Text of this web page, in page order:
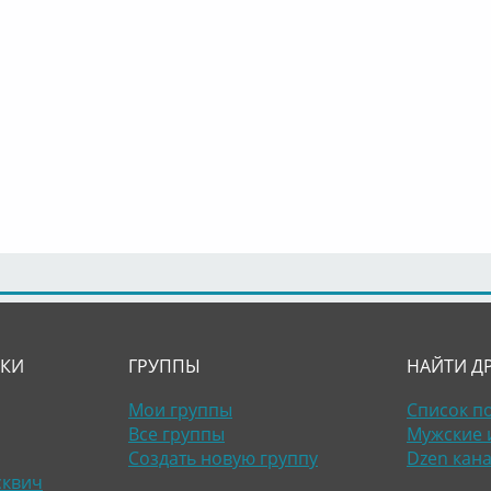
ГРУППЫ
Мои группы
Все группы
Создать новую группу
НАЙТИ
Список
Мужские
Dzen